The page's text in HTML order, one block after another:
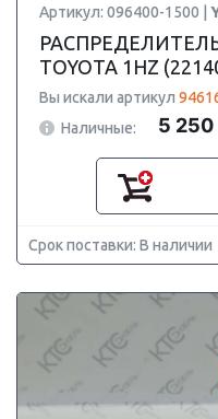
Артикул: 096400-1500 |
TOYOTA 1HZ
Вы искали артикул
Наличные:
5 250
Срок поставки: В наличии